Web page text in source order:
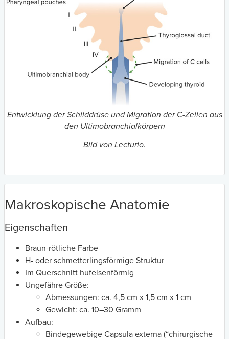
Entwicklung der Schilddrüse und Migration der C-Zellen aus
den Ultimobranchialkörpern
Bild von Lecturio.
Makroskopische Anatomie
Eigenschaften
Braun-rötliche Farbe
H- oder schmetterlingsförmige Struktur
Im Querschnitt hufeisenförmig
Ungefähre Größe:
Abmessungen: ca. 4,5 cm x 1,5 cm x 1 cm
Gewicht: ca. 10–30 Gramm
Aufbau:
Bindegewebige Capsula externa (“chirurgische